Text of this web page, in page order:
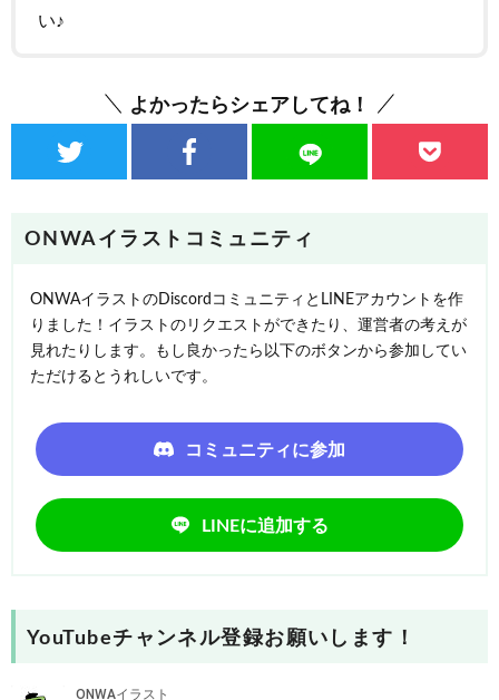
い♪
よかったらシェアしてね！
ONWAイラストコミュニティ
ONWAイラストのDiscordコミュニティとLINEアカウントを作
りました！イラストのリクエストができたり、運営者の考えが
見れたりします。もし良かったら以下のボタンから参加してい
ただけるとうれしいです。
コミュニティに参加
LINEに追加する
YouTubeチャンネル登録お願いします！